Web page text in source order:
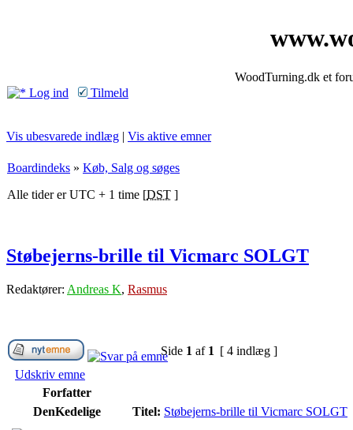
WoodTurning.dk et
Log ind
Tilmeld
Vis ubesvarede indlæg | Vis aktive emner
Boardindeks » Køb, Salg og søges
Alle tider er UTC + 1 time [DST ]
Støbejerns-brille til Vicmarc SOLGT
Redaktører: Andreas K, Rasmus
Side 1 af 1 [ 4 indlæg ]
Udskriv emne
Forfatter
DenKedelige
Titel: Støbejerns-brille til Vicmarc SOLGT